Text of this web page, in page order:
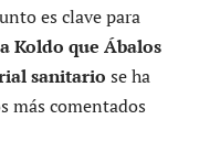
es clave para
Koldo que Ábalos
sanitario se ha
más comentados